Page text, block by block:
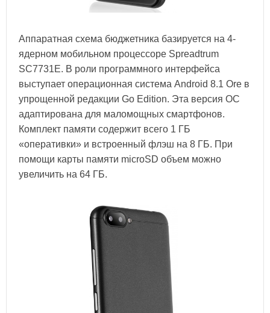
Аппаратная схема бюджетника базируется на 4-
ядерном мобильном процессоре Spreadtrum
SC7731E. В роли программного интерфейса
выступает операционная система Android 8.1 Ore в
упрощенной редакции Go Edition. Эта версия ОС
адаптирована для маломощных смартфонов.
Комплект памяти содержит всего 1 ГБ
«оперативки» и встроенный флэш на 8 ГБ. При
помощи карты памяти microSD объем можно
увеличить на 64 ГБ.